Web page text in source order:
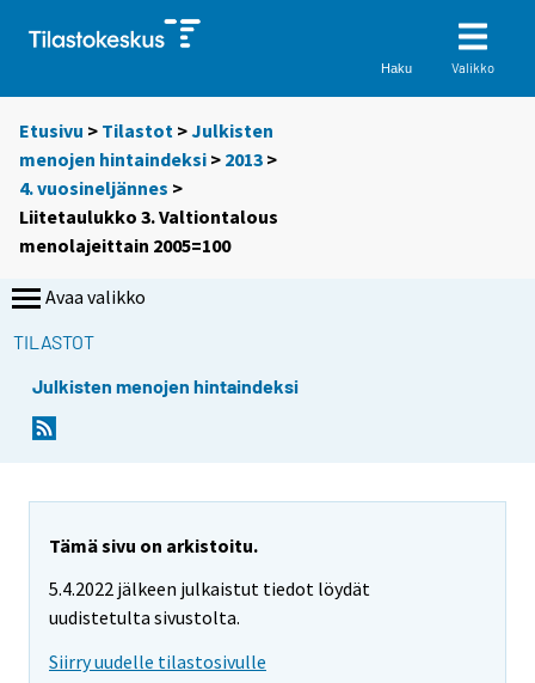
Haku Valikko
Etusivu > Tilastot >Julkisten
menojen hintaindeksi > 2013 >
4. vuosineljännes >
Liitetaulukko 3. Valtiontalous
menolajeittain 2005=100
Avaa valikko
TILASTOT
Julkisten menojen hintaindeksi
Tämä sivu on arkistoitu.
5.4.2022 jälkeen julkaistut tiedot löydät
uudistetulta sivustolta.
Siirry uudelle tilastosivulle